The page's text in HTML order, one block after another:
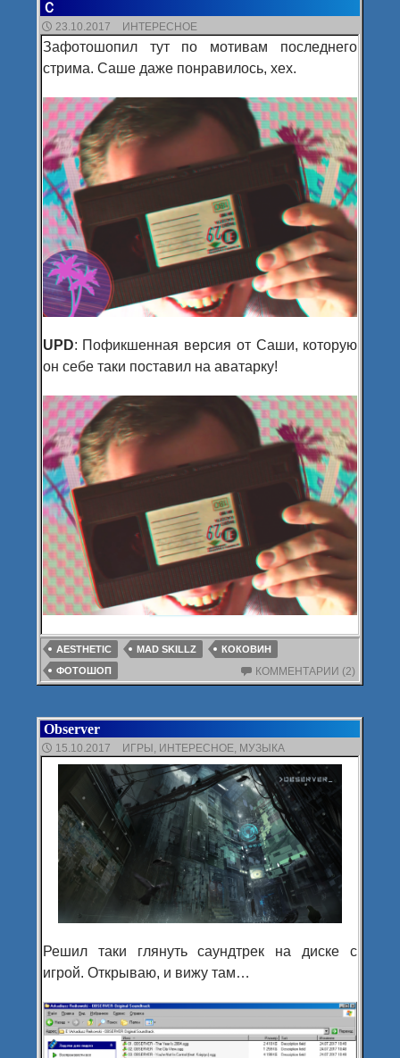
Ｃ
23.10.2017 ИНТЕРЕСНОЕ
Зафотошопил тут по мотивам последнего
стрима. Саше даже понравилось, хех.
UPD: Пофикшенная версия от Саши, которую
он себе таки поставил на аватарку!
AESTHETIC MAD SKILLZ
КОКОВИН
ФОТОШОП
КОММЕНТАРИИ (2)
Observer
15.10.2017 ИГРЫ , ИНТЕРЕСНОЕ, МУЗЫКА
Решил таки глянуть саундтрек на диске с
игрой. Открываю, и вижу там…